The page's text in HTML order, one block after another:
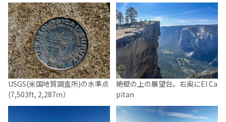
USGS(米国地質調査所)の水準点
(7,503ft, 2,287ｍ）
絶壁の上の展望台。右奥にEl Ca
pitan